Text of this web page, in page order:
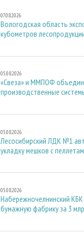
07.08.2026
Вологодская область
кубометров
05.08.2026
«Свеза» и ММПОФ
производственные
05.08.2026
Лесосибирский ЛДК №1
укладку мешков с
05.08.2026
Набережночелнинский
бумажную фабрику за 3